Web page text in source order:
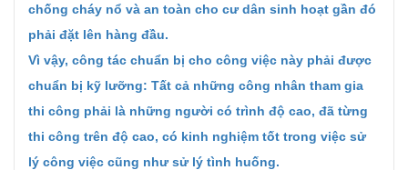
chống cháy nổ và an toàn cho cư dân sinh hoạt gần đó
phải đặt lên hàng đầu.
Vì vậy, công tác chuẩn bị cho công việc này phải được
chuẩn bị kỹ lưỡng: Tất cả những công nhân tham gia
thi công phải là những người có trình độ cao, đã từng
thi công trên độ cao, có kinh nghiệm tốt trong việc sử
lý công việc cũng như sử lý tình huống.